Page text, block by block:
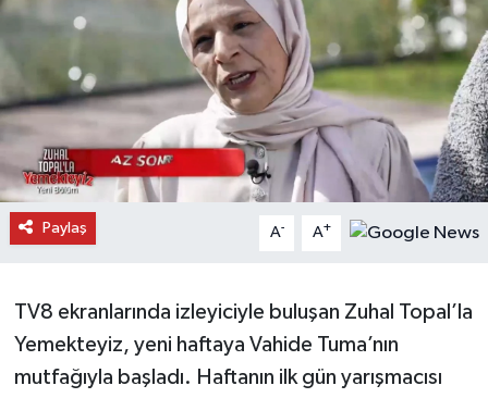
Paylaş A- A+
TV8 ekranlarında izleyiciyle buluşan Zuhal Topal’la
Yemekteyiz, yeni haftaya Vahide Tuma’nın
mutfağıyla başladı. Haftanın ilk gün yarışmacısı
Devrekani Haberleri
Doğanyurt Haberleri
Hanönü Haberleri
İhsangazi Haberleri
Küre Haberleri
Merkez Haberleri